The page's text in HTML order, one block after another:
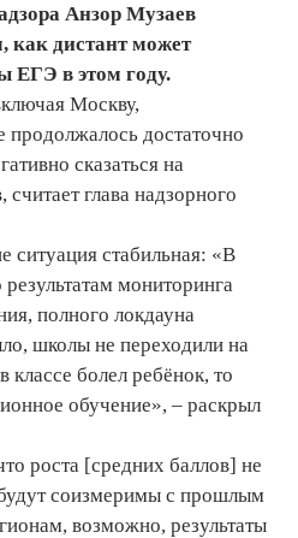
Анзор Музаев
как дистант может
ЕГЭ в этом году.
Москву,
продолжалось достаточно
сказаться на
глава надзорного
ситуация стабильная: «В
мониторинга
полного локдауна
школы не переходили на
классе болел ребёнок, то
обучение», – раскрыл
роста [средних баллов] не
соизмеримы с прошлым
возможно, результаты